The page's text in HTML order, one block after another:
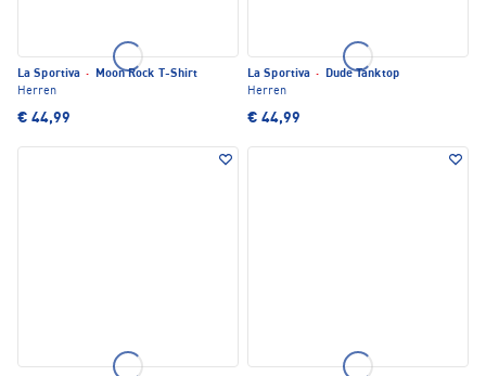
La Sportiva ·
Moon Rock T-Shirt
Herren
€ 44,99
La Sportiva ·
Dude Tanktop
Herren
€ 44,99